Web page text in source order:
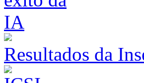
Resultados da